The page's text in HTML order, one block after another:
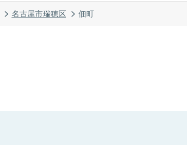
名古屋市瑞穂区 佃町